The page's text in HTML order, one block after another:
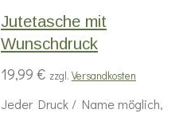
Jutetasche mit
Wunschdruck
19,99 € zzgl. Versandkosten
Jeder Druck / Name möglich,